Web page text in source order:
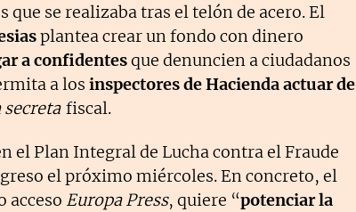
que se realizaba tras el telón de acero. El
plantea crear un fondo con dinero
a confidentesque denuncien a ciudadanos
a los inspectores de Hacienda actuar de
fiscal.
el Plan Integral de Lucha contra el Fraude
el próximo miércoles. En concreto, el
acceso Europa Press, quiere “potenciar la